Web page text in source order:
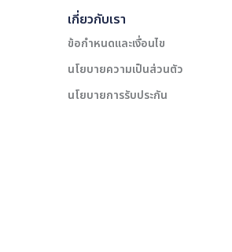
เกี่ยวกับเรา
ข้อกำหนดและเงื่อนไข
นโยบายความเป็นส่วนตัว
นโยบายการรับประกัน